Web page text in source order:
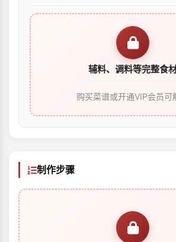
辅料、调料等完整食
购买菜谱或开通VIP会员可
制作步骤